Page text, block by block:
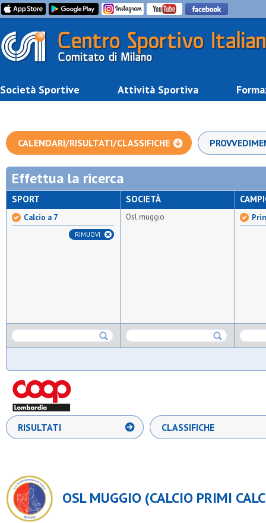
Società Sportive Attività Sportiva
CALENDARI/RISULTATI/CLASSIFICHE
Effettua la ricerca
SPORT
Calcio a 7
RIMUOVI
SOCIETÀ
Osl muggio
RISULTATI CLASSIFICHE
OSL MUGGIO (CALCIO PRIMI